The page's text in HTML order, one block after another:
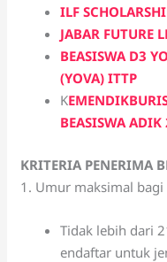
ILF
JABAR FUTURE
BEASISWA D3
(YOVA) ITTP
K
BEASISWA
KRITERIA PENERIMA
1. Umur maksimal bagi
Tidak lebih dari
endaftar untuk